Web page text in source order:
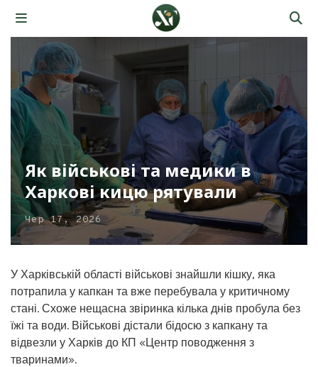
Як військові та медики в
Харкові кицю рятували
Чер 17, 2026
У Харківській області військові знайшли кішку, яка
потрапила у капкан та вже перебувала у критичному
стані. Схоже нещасна звіринка кілька днів пробула без
їжі та води. Військові дістали бідосю з капкану та
відвезли у Харків до КП «Центр поводження з
тваринами».